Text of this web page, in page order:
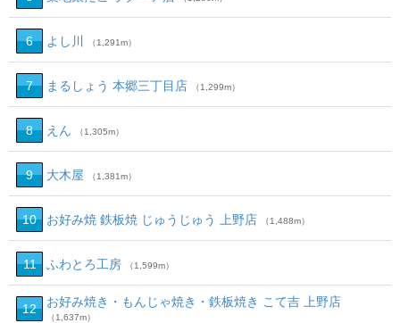
6 よし川 （1,291m）
7 まるしょう 本郷三丁目店 （1,299m）
8 えん （1,305m）
9 大木屋 （1,381m）
10 お好み焼 鉄板焼 じゅうじゅう 上野店 （1,488m）
11 ふわとろ工房 （1,599m）
12 お好み焼き・もんじゃ焼き・鉄板焼き こて吉 上野店
（1,637m）